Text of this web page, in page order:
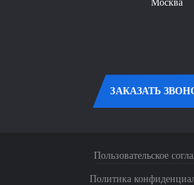
Москва
ЗАКАЗАТЬ
Пользовательское
Политика